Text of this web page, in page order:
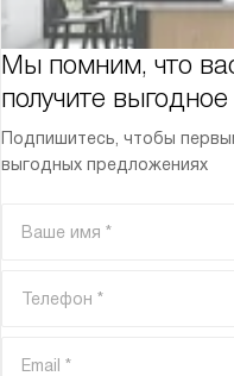
Мы помним, что
получите
Подпишитесь, чтобы
выгодных предложениях